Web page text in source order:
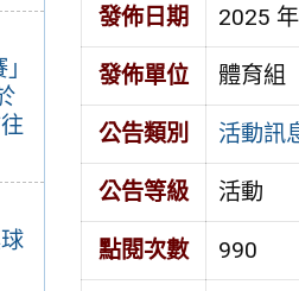
發佈日期 2025
發佈單位 體育組
公告類別 活動訊
公告等級 活動
點閱次數 990